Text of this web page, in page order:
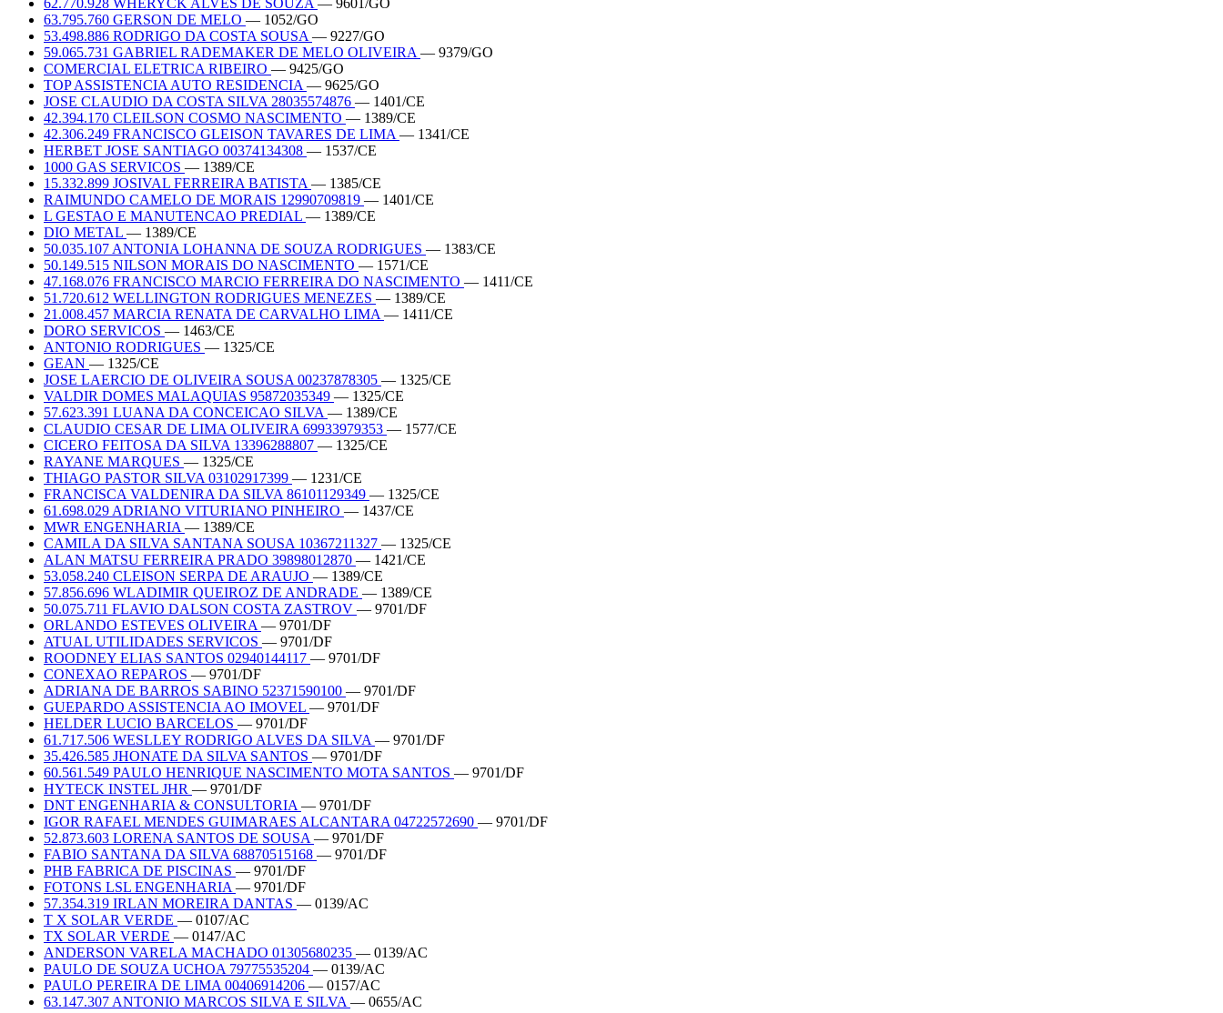
63.795.760 GERSON DE MELO — 1052/GO
53.498.886 RODRIGO DA COSTA SOUSA — 9227/GO
59.065.731 GABRIEL RADEMAKER DE MELO OLIVEIRA — 9379/GO
COMERCIAL ELETRICA RIBEIRO — 9425/GO
TOP ASSISTENCIA AUTO RESIDENCIA — 9625/GO
JOSE CLAUDIO DA COSTA SILVA 28035574876 — 1401/CE
42.394.170 CLEILSON COSMO NASCIMENTO — 1389/CE
42.306.249 FRANCISCO GLEISON TAVARES DE LIMA — 1341/CE
HERBET JOSE SANTIAGO 00374134308 — 1537/CE
1000 GAS SERVICOS — 1389/CE
15.332.899 JOSIVAL FERREIRA BATISTA — 1385/CE
RAIMUNDO CAMELO DE MORAIS 12990709819 — 1401/CE
L GESTAO E MANUTENCAO PREDIAL — 1389/CE
DIO METAL — 1389/CE
50.035.107 ANTONIA LOHANNA DE SOUZA RODRIGUES — 1383/CE
50.149.515 NILSON MORAIS DO NASCIMENTO — 1571/CE
47.168.076 FRANCISCO MARCIO FERREIRA DO NASCIMENTO — 1411/CE
51.720.612 WELLINGTON RODRIGUES MENEZES — 1389/CE
21.008.457 MARCIA RENATA DE CARVALHO LIMA — 1411/CE
DORO SERVICOS — 1463/CE
ANTONIO RODRIGUES — 1325/CE
GEAN — 1325/CE
JOSE LAERCIO DE OLIVEIRA SOUSA 00237878305 — 1325/CE
VALDIR DOMES MALAQUIAS 95872035349 — 1325/CE
57.623.391 LUANA DA CONCEICAO SILVA — 1389/CE
CLAUDIO CESAR DE LIMA OLIVEIRA 69933979353 — 1577/CE
CICERO FEITOSA DA SILVA 13396288807 — 1325/CE
RAYANE MARQUES — 1325/CE
THIAGO PASTOR SILVA 03102917399 — 1231/CE
FRANCISCA VALDENIRA DA SILVA 86101129349 — 1325/CE
61.698.029 ADRIANO VITURIANO PINHEIRO — 1437/CE
MWR ENGENHARIA — 1389/CE
CAMILA DA SILVA SANTANA SOUSA 10367211327 — 1325/CE
ALAN MATSU FERREIRA PRADO 39898012870 — 1421/CE
53.058.240 CLEISON SERPA DE ARAUJO — 1389/CE
57.856.696 WLADIMIR QUEIROZ DE ANDRADE — 1389/CE
50.075.711 FLAVIO DALSON COSTA ZASTROV — 9701/DF
ORLANDO ESTEVES OLIVEIRA — 9701/DF
ATUAL UTILIDADES SERVICOS — 9701/DF
ROODNEY ELIAS SANTOS 02940144117 — 9701/DF
CONEXAO REPAROS — 9701/DF
ADRIANA DE BARROS SABINO 52371590100 — 9701/DF
GUEPARDO ASSISTENCIA AO IMOVEL — 9701/DF
HELDER LUCIO BARCELOS — 9701/DF
61.717.506 WESLLEY RODRIGO ALVES DA SILVA — 9701/DF
35.426.585 JHONATE DA SILVA SANTOS — 9701/DF
60.561.549 PAULO HENRIQUE NASCIMENTO MOTA SANTOS — 9701/DF
HYTECK INSTEL JHR — 9701/DF
DNT ENGENHARIA & CONSULTORIA — 9701/DF
IGOR RAFAEL MENDES GUIMARAES ALCANTARA 04722572690 — 9701/DF
52.873.603 LORENA SANTOS DE SOUSA — 9701/DF
FABIO SANTANA DA SILVA 68870515168 — 9701/DF
PHB FABRICA DE PISCINAS — 9701/DF
FOTONS LSL ENGENHARIA — 9701/DF
57.354.319 IRLAN MOREIRA DANTAS — 0139/AC
T X SOLAR VERDE — 0107/AC
TX SOLAR VERDE — 0147/AC
ANDERSON VARELA MACHADO 01305680235 — 0139/AC
PAULO DE SOUZA UCHOA 79775535204 — 0139/AC
PAULO PEREIRA DE LIMA 00406914206 — 0157/AC
63.147.307 ANTONIO MARCOS SILVA E SILVA — 0655/AC